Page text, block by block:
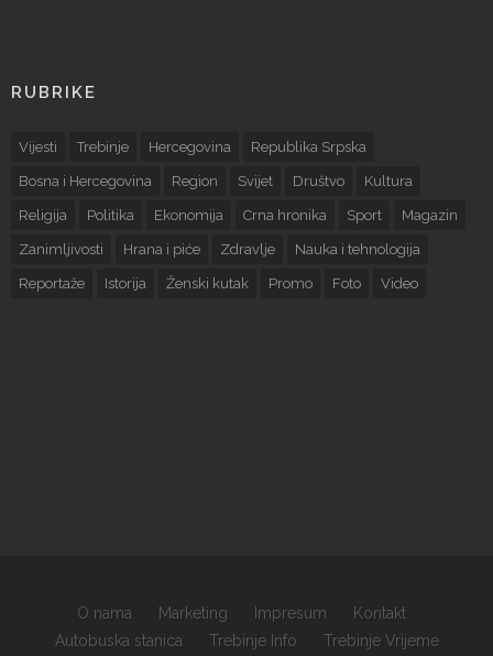
RUBRIKE
Vijesti Trebinje Hercegovina Republika Srpska
Bosna i Hercegovina Region Svijet Društvo Kultura
Religija Politika Ekonomija Crna hronika Sport Magazin
Zanimljivosti Hrana i piće Zdravlje Nauka i tehnologija
Reportaže Istorija Ženski kutak Promo Foto Video
O nama Marketing Impresum
Kontakt
Autobuska stanica
Trebinje Info Trebinje Vrijeme